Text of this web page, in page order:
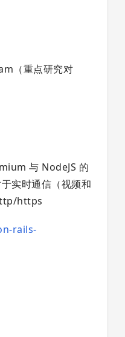
（重点研究对
与 NodeJS 的
实时通信（视频和
https
rails-